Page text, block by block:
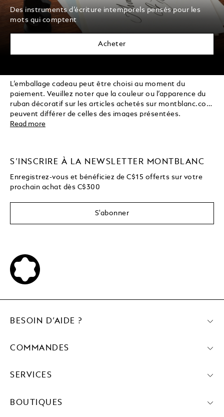
Des instruments d’écriture intemporels pensés pour les
mots qui comptent
Acheter
L’emballage cadeau peut être choisi au moment du
paiement. Veuillez noter que la couleur ou l’apparence du
ruban décoratif sur les articles achetés sur montblanc.com
peuvent différer de celles des images présentées.
Read more
S’INSCRIRE À LA NEWSLETTER MONTBLANC
Enregistrez-vous et bénéficiez de C$15 offerts sur votre
prochain achat dès C$300
S'abonner
BESOIN D’AIDE ?
COMMANDES
SERVICES
BOUTIQUES